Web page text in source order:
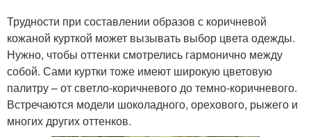
Трудности при составлении образов с коричневой
кожаной курткой может вызывать выбор цвета одежды.
Нужно, чтобы оттенки смотрелись гармонично между
собой. Сами куртки тоже имеют широкую цветовую
палитру – от светло-коричневого до темно-коричневого.
Встречаются модели шоколадного, орехового, рыжего и
многих других оттенков.